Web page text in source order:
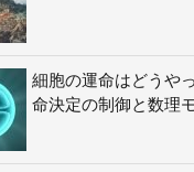
細胞の運命はどうや
命決定の制御と数理